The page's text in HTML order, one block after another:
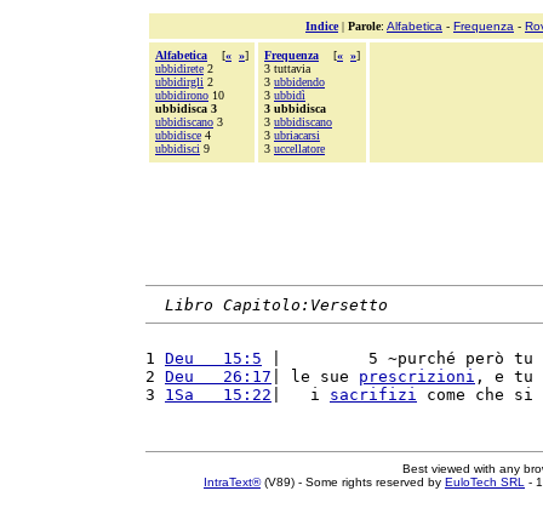
Indice| Parole: Alfabetica - Frequenza -
Alfabetica [« »]
ubbidirete 2
ubbidirgli 2
ubbidirono 10
ubbidisca 3
ubbidiscano 3
ubbidisce 4
ubbidisci 9
Frequenza [« »]
3 tuttavia
3 ubbidendo
3 ubbidì
3 ubbidisca
3 ubbidiscano
3 ubriacarsi
3 uccellatore
Libro Capitolo:Versetto
1 Deu   15:5 |         5 ~purché però tu
2 Deu   26:17 | le sue prescrizioni , e tu
3 1Sa   15:22 |   i sacrifizi come che si
Best viewed with any
IntraText®(V89) - Some rights reserved by EuloTech SRL -